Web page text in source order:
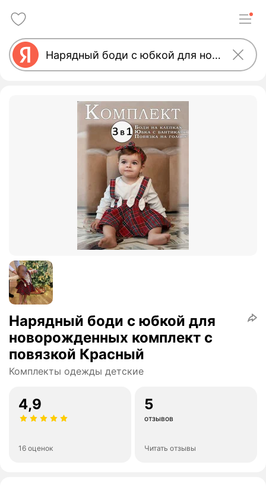
Нарядный боди с юбкой для
новорожденных комплект с
повязкой Красный
Комплекты одежды детские
4,9
16 оценок
5
отзывов
Читать отзывы